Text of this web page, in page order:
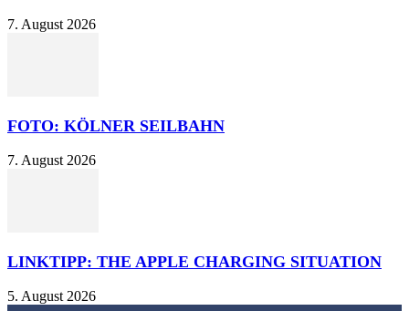
7. August 2026
FOTO: KÖLNER SEILBAHN
7. August 2026
LINKTIPP: THE APPLE CHARGING SITUATION
5. August 2026